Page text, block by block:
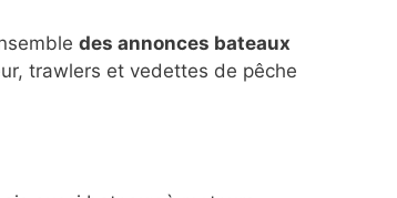
des annonces bateaux
trawlers et vedettes de pêche